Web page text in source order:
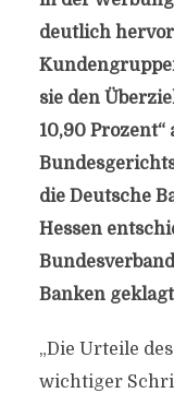
deutlich
sie den
10,90 Prozent“
die Deutsche
Hessen
Banken
„Die Urteile
wichtiger